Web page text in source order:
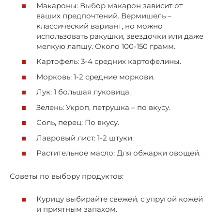
Макароны: Выбор макарон зависит от
ваших предпочтений. Вермишель –
классический вариант, но можно
использовать ракушки, звездочки или даже
мелкую лапшу. Около 100-150 грамм.
Картофель: 3-4 средних картофелины.
Морковь: 1-2 средние моркови.
Лук: 1 большая луковица.
Зелень: Укроп, петрушка – по вкусу.
Соль, перец: По вкусу.
Лавровый лист: 1-2 штуки.
Растительное масло: Для обжарки овощей.
Советы по выбору продуктов:
Курицу выбирайте свежей, с упругой кожей
и приятным запахом.